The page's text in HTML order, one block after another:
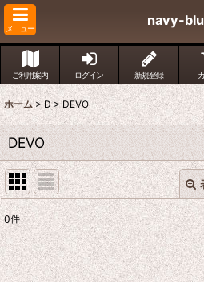
メニュー
navy-
ご利用案内 ログイン 新規登録
ホーム > D > DEVO
DEVO
表示数:
並び順:
0件